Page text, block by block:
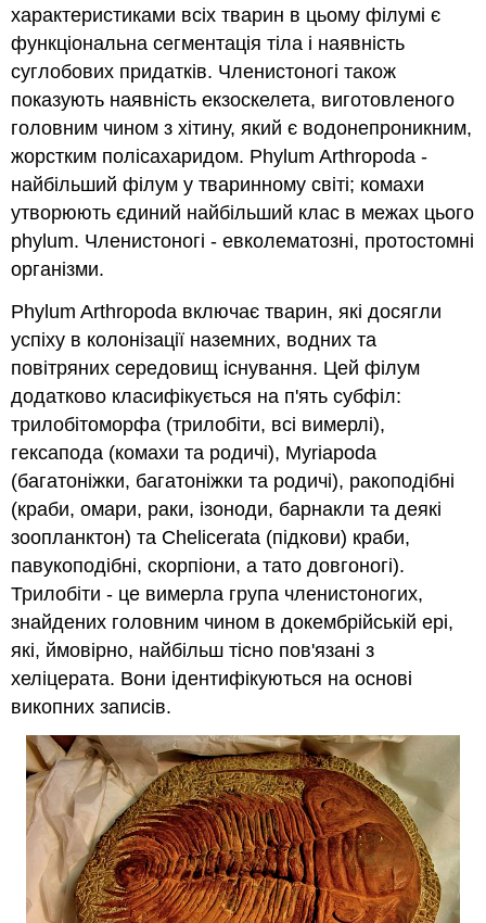
характеристиками всіх тварин в цьому філумі є
функціональна сегментація тіла і наявність
суглобових придатків. Членистоногі також
показують наявність екзоскелета, виготовленого
головним чином з хітину, який є водонепроникним,
жорстким полісахаридом. Phylum Arthropoda -
найбільший філум у тваринному світі; комахи
утворюють єдиний найбільший клас в межах цього
phylum. Членистоногі - евколематозні, протостомні
організми.
Phylum Arthropoda включає тварин, які досягли
успіху в колонізації наземних, водних та
повітряних середовищ існування. Цей філум
додатково класифікується на п'ять субфіл:
трилобітоморфа (трилобіти, всі вимерлі),
гексапода (комахи та родичі), Myriapoda
(багатоніжки, багатоніжки та родичі), ракоподібні
(краби, омари, раки, ізоноди, барнакли та деякі
зоопланктон) та Chelicerata (підкови) краби,
павукоподібні, скорпіони, а тато довгоногі).
Трилобіти - це вимерла група членистоногих,
знайдених головним чином в докембрійській ері,
які, ймовірно, найбільш тісно пов'язані з
хеліцерата. Вони ідентифікуються на основі
викопних записів.